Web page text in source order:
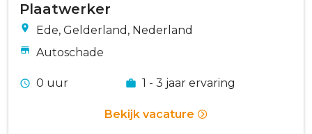
Plaatwerker
Ede, Gelderland, Nederland
Autoschade
0 uur 1 - 3 jaar ervaring
Bekijk vacature